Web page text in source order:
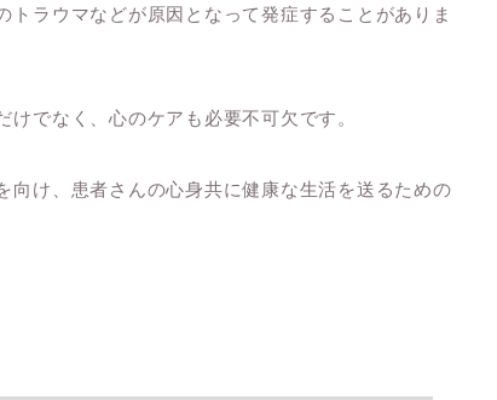
ラウマなどが原因となって発症することがありま
でなく、心のケアも必要不可欠です。
け、患者さんの心身共に健康な生活を送るための